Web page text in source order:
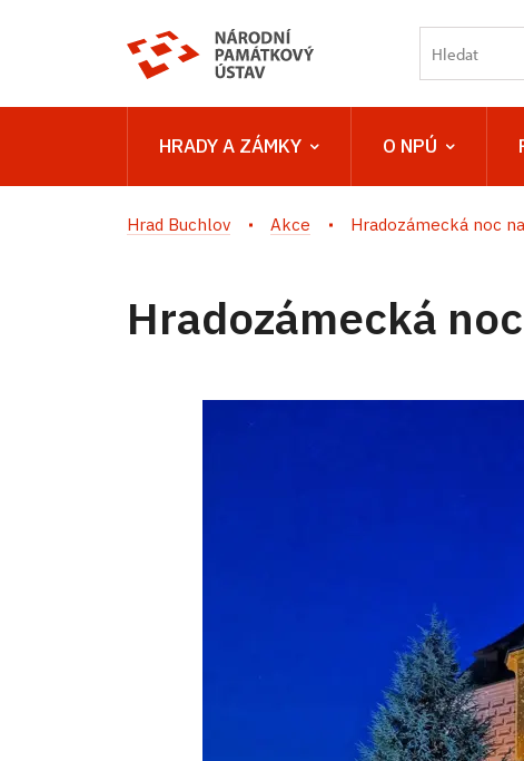
HRADY A ZÁMKY O NPÚ
Hrad Buchlov Akce Hradozámecká noc
Hradozámecká